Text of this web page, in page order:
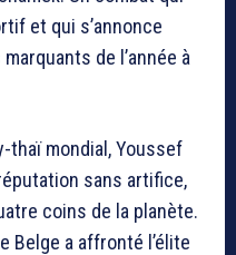
et qui s’annonce
de l’année à
thaï mondial, Youssef
sans artifice,
coins de la planète.
Belge a affronté l’élite